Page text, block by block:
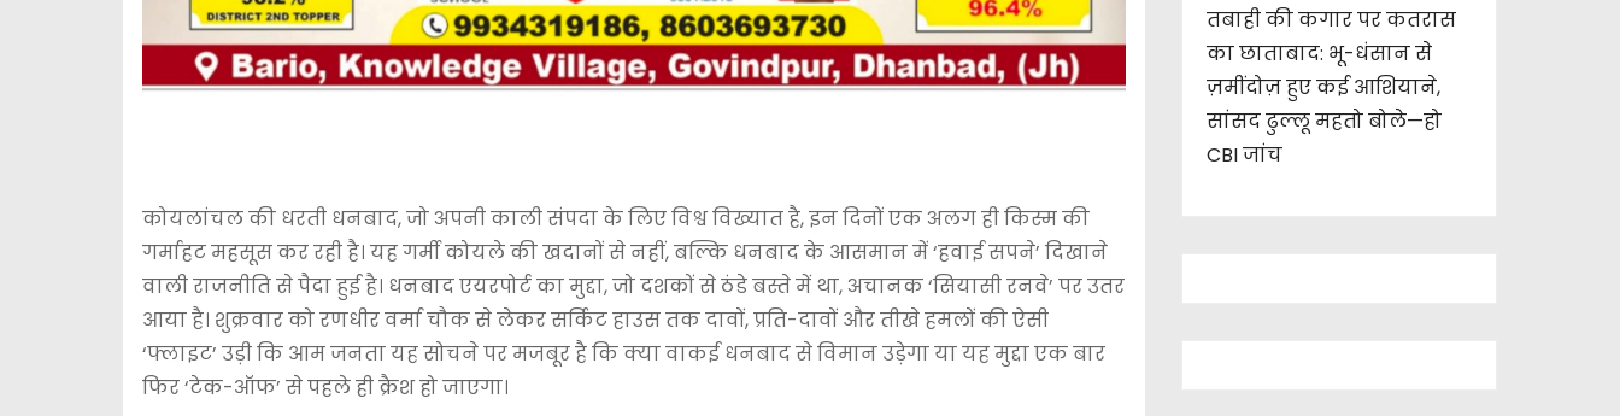
कोयलांचल की धरती धनबाद, जो अपनी काली संपदा के लिए विश्व विख्यात है, इन दिनों एक अलग ही किस्म की
गर्माहट महसूस कर रही है। यह गर्मी कोयले की खदानों से नहीं, बल्कि धनबाद के आसमान में ‘हवाई सपने’ दिखाने
वाली राजनीति से पैदा हुई है। धनबाद एयरपोर्ट का मुद्दा, जो दशकों से ठंडे बस्ते में था, अचानक ‘सियासी रनवे’ पर उतर
आया है। शुक्रवार को रणधीर वर्मा चौक से लेकर सर्किट हाउस तक दावों, प्रति-दावों और तीखे हमलों की ऐसी
‘फ्लाइट’ उड़ी कि आम जनता यह सोचने पर मजबूर है कि क्या वाकई धनबाद से विमान उड़ेगा या यह मुद्दा एक बार
फिर ‘टेक-ऑफ’ से पहले ही क्रैश हो जाएगा।
तबाही की कगार पर कतरास
का छाताबाद: भू-धंसान से
ज़मींदोज़ हुए कई आशियाने,
सांसद ढुल्लू महतो बोले—हो
CBI जांच